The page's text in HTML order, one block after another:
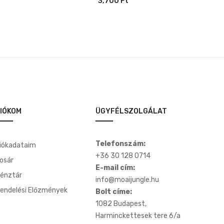
Előzmények
ÜGYFÉLSZOLGÁLAT
Telefonszám:
+36 30 128 0714
E-mail cím:
info@moaijungle.hu
Bolt címe:
1082 Budapest,
Harminckettesek tere 6/a